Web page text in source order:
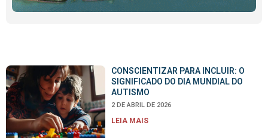
CONSCIENTIZAR PARA INCLUIR: O
SIGNIFICADO DO DIA MUNDIAL DO
AUTISMO
2 DE ABRIL DE 2026
LEIA MAIS